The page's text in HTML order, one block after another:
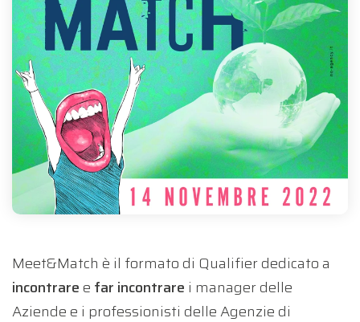
Meet&Match è il formato di Qualifier dedicato a
incontrare e far incontrare i manager delle
Aziende e i professionisti delle Agenzie di